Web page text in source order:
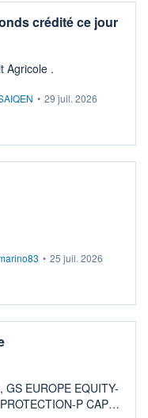
crédité ce jour
Agricole .
• 29 juil. 2026
• 25 juil. 2026
EUROPE EQUITY-
P CAP